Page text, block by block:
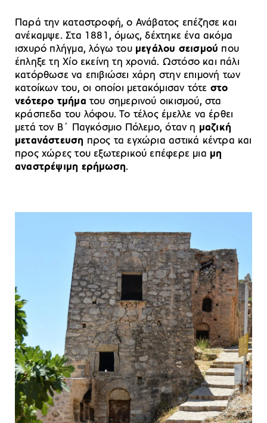
Παρά την καταστροφή, ο Ανάβατος επέζησε και
ανέκαμψε. Στα 1881, όμως, δέχτηκε ένα ακόμα
ισχυρό πλήγμα, λόγω του μεγάλου σεισμού που
έπληξε τη Χίο εκείνη τη χρονιά. Ωστόσο και πάλι
κατόρθωσε να επιβιώσει χάρη στην επιμονή των
κατοίκων του, οι οποίοι μετακόμισαν τότε στο
νεότερο τμήμα του σημερινού οικισμού, στα
κράσπεδα του λόφου. Το τέλος έμελλε να έρθει
μετά τον Β΄ Παγκόσμιο Πόλεμο, όταν η μαζική
μετανάστευση προς τα εγχώρια αστικά κέντρα και
προς χώρες του εξωτερικού επέφερε μια μη
αναστρέψιμη ερήμωση.